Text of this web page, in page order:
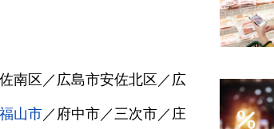
南区／広島市安佐北区／広
福山市／府中市／三次市／庄